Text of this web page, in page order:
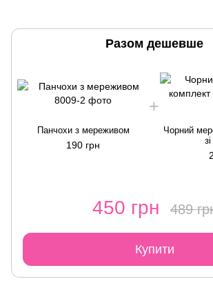
Разом дешевше
Панчохи з мереживом
190 грн
Чорний
450 грн 489
Купити